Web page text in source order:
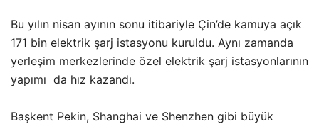
Bu yılın nisan ayının sonu itibariyle Çin’de kamuya açık
171 bin elektrik şarj istasyonu kuruldu. Aynı zamanda
yerleşim merkezlerinde özel elektrik şarj istasyonlarının
yapımı da hız kazandı.
Başkent Pekin, Shanghai ve Shenzhen gibi büyük